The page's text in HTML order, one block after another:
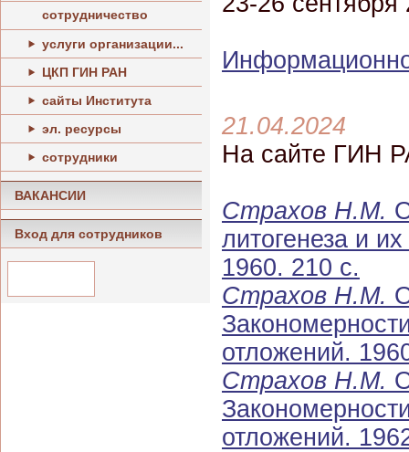
сотрудничество
услуги организации...
ЦКП ГИН РАН
сайты Института
эл. ресурсы
сотрудники
ВАКАНСИИ
Вход для сотрудников
21.04.2024
На сайте ГИН
Страхов Н.М.
литогенеза и
1960. 210 с.
Страхов Н.М.
отложений.
Страхов Н.М.
отложений.